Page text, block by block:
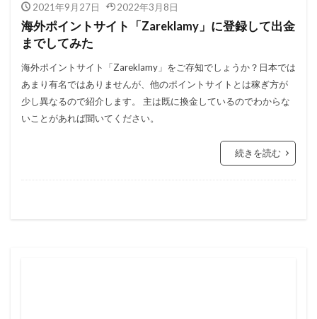
2021年9月27日 2022年3月8日
海外ポイントサイト「Zareklamy」に登録して出金
までしてみた
海外ポイントサイト「Zareklamy」をご存知でしょうか？日本では
あまり有名ではありませんが、他のポイントサイトとは稼ぎ方が
少し異なるので紹介します。 主は既に換金しているのでわからな
いことがあれば聞いてください。
続きを読む